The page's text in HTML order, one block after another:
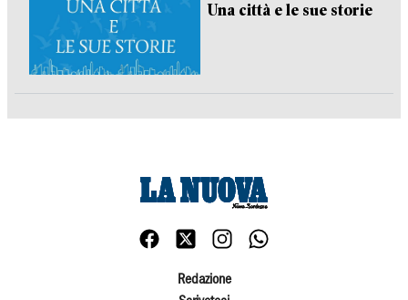
Una città e le sue storie
Redazione